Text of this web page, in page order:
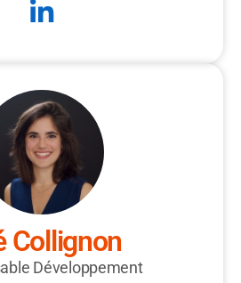
Collignon
Développement